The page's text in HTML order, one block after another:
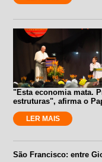
"Esta economia mata.
estruturas", afirma o
LER MAIS
São Francisco: entre